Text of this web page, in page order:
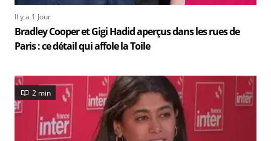
Il y a 1 Jour
Bradley Cooper et Gigi Hadid aperçus dans les rues de
Paris : ce détail qui affole la Toile
2 min